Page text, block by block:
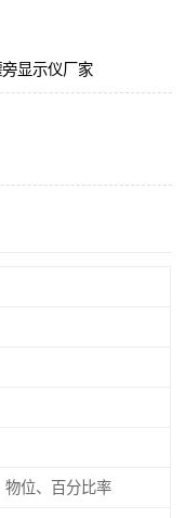
显示仪厂家
物位、百分比率